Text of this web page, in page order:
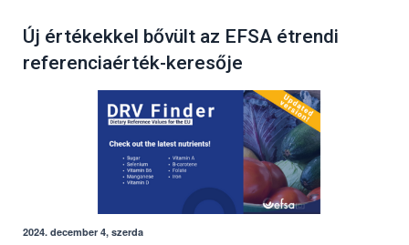
Új értékekkel bővült az EFSA étrendi
referenciaérték-keresője
2024. december 4, szerda